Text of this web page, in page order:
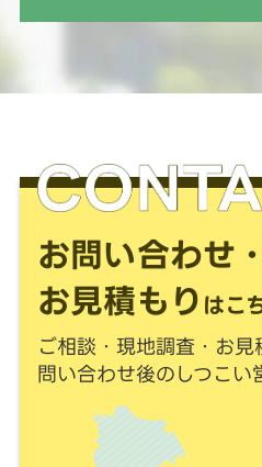
お問い合わせ・
お見積もり はこ
ご相談・現地調査・お見
問い合わせ後のしつこい